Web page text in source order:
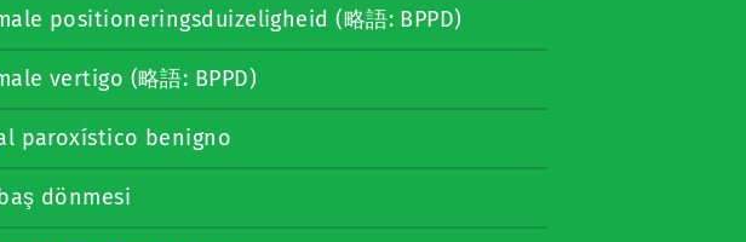
positioneringsduizeligheid (略語: BPPD)
vertigo (略語: BPPD)
paroxístico benigno
dönmesi